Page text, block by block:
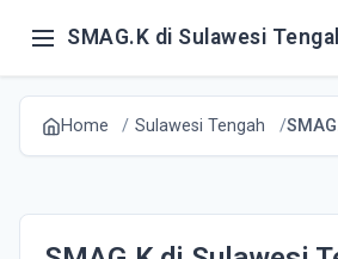
SMAG.K di Sulawesi
Home Sulawesi Tengah